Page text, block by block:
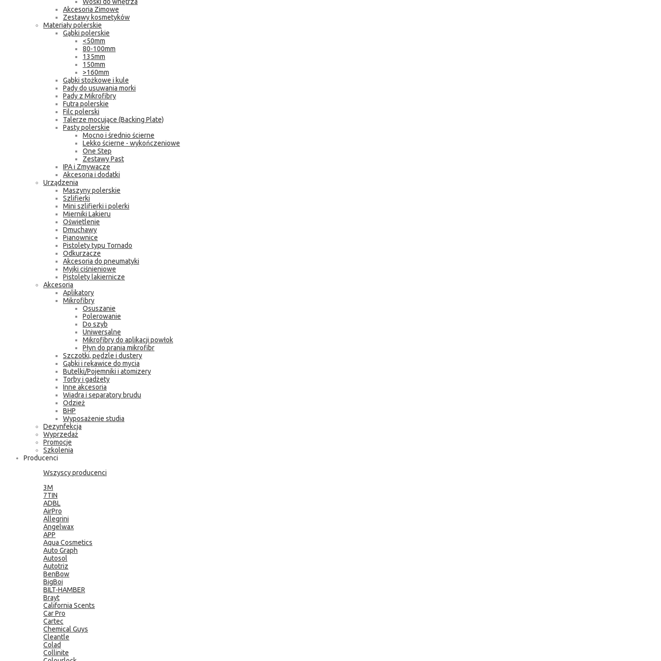
Akcesoria Zimowe
Zestawy kosmetyków
Materiały polerskie
Gąbki polerskie
<50mm
80-100mm
135mm
150mm
>160mm
Gąbki stożkowe i kule
Pady do usuwania morki
Pady z Mikrofibry
Futra polerskie
Filc polerski
Talerze mocujące (Backing Plate)
Pasty polerskie
Mocno i średnio ścierne
Lekko ścierne - wykończeniowe
One Step
Zestawy Past
IPA i Zmywacze
Akcesoria i dodatki
Urządzenia
Maszyny polerskie
Szlifierki
Mini szlifierki i polerki
Mierniki Lakieru
Oświetlenie
Dmuchawy
Pianownice
Pistolety typu Tornado
Odkurzacze
Akcesoria do pneumatyki
Myjki ciśnieniowe
Pistolety lakiernicze
Akcesoria
Aplikatory
Mikrofibry
Osuszanie
Polerowanie
Do szyb
Uniwersalne
Mikrofibry do aplikacji powłok
Płyn do prania mikrofibr
Szczotki, pędzle i dustery
Gąbki i rękawice do mycia
Butelki/Pojemniki i atomizery
Torby i gadżety
Inne akcesoria
Wiadra i separatory brudu
Odzież
BHP
Wyposażenie studia
Dezynfekcja
Wyprzedaż
Promocje
Szkolenia
Producenci
Wszyscy producenci
3M
7TIN
ADBL
AirPro
Allegrini
Angelwax
APP
Aqua Cosmetics
Auto Graph
Autosol
Autotriz
BenBow
BigBoi
BILT-HAMBER
Brayt
California Scents
Car Pro
Cartec
Chemical Guys
Cleantle
Colad
Collinite